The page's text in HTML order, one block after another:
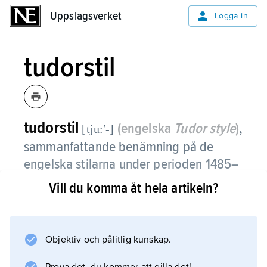
Uppslagsverket Logga in
tudorstil
tudorstil [tju:ʹ-] (engelska Tudor style),
sammanfattande benämning på de
engelska stilarna under perioden 1485–
1603, motsvarande ätten Tudors
På inredningens område var ek det
dominerande träslaget i såväl väggpaneler
Vill du komma åt hela artikeln?
Objektiv och pålitlig kunskap.